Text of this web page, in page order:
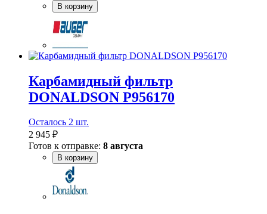
В корзину
Карбамидный фильтр
DONALDSON P956170
Осталось 2 шт.
2 945 ₽
Готов к отправке: 8 августа
В корзину